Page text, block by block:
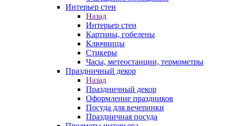
Интерьер стен
Назад
Интерьер стен
Картины, гобелены
Ключницы
Стикеры
Часы, метеостанции, термометры
Праздничный декор
Назад
Праздничный декор
Оформление праздников
Посуда для вечеринки
Праздничная посуда